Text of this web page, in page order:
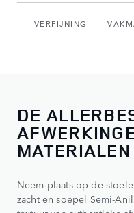
VERFIJNING
DE
MATERIALEN
Neem plaats op de
zacht en soepel Semi-